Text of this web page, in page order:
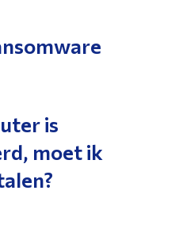
is
moet ik